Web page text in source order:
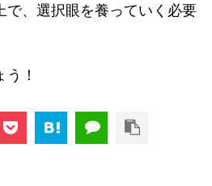
で、選択眼を養っていく必要
！